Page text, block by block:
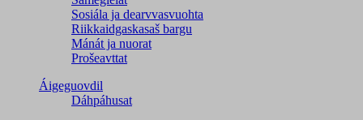
Sosiála ja dearvvasvuohta
Riikkaidgaskasaš bargu
Mánát ja nuorat
Prošeavttat
Áigeguovdil
Dáhpáhusat